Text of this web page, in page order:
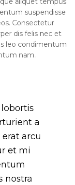
suspendisse
Consectetur
dis felis nec et
leo condimentum
nam.
a
arcu
et mi
nostra